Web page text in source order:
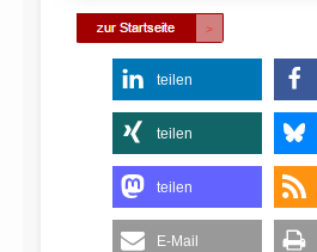
teilen
teilen
teilen
E-Mail